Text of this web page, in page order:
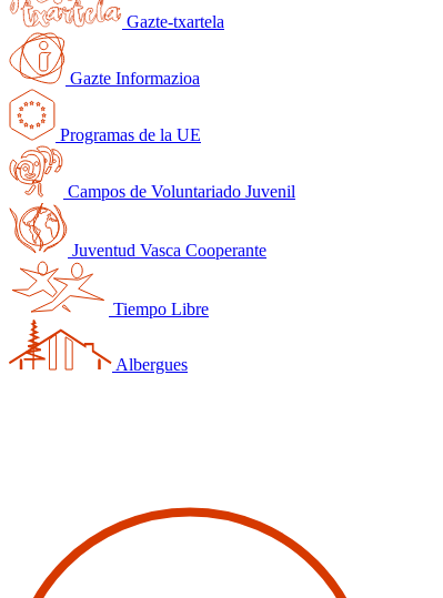
Gazte-txartela
Gazte Informazioa
Programas de la UE
Campos de Voluntariado Juvenil
Juventud Vasca Cooperante
Tiempo Libre
Albergues